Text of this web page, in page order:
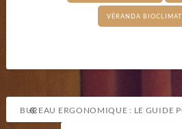
VÉRANDA
Navigation
BUREAU ERGONOMIQUE : LE GUIDE POUR EN FINIR AVEC